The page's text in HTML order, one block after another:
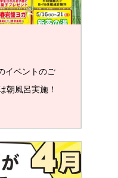
イベントのご
朝風呂実施！